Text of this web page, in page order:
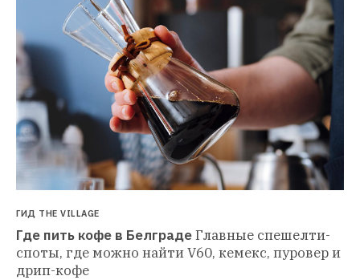
ГИД THE VILLAGE
Где пить кофе в БелградеГлавные спешелти-
споты, где можно найти V60, кемекс, пуровер и
дрип-кофе